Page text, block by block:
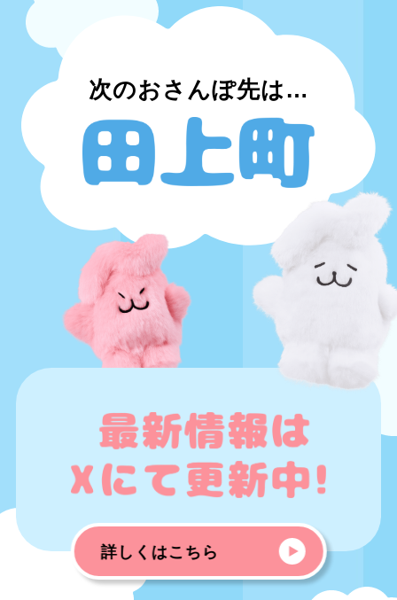
次のおさんぽ先は…
詳しくはこちら